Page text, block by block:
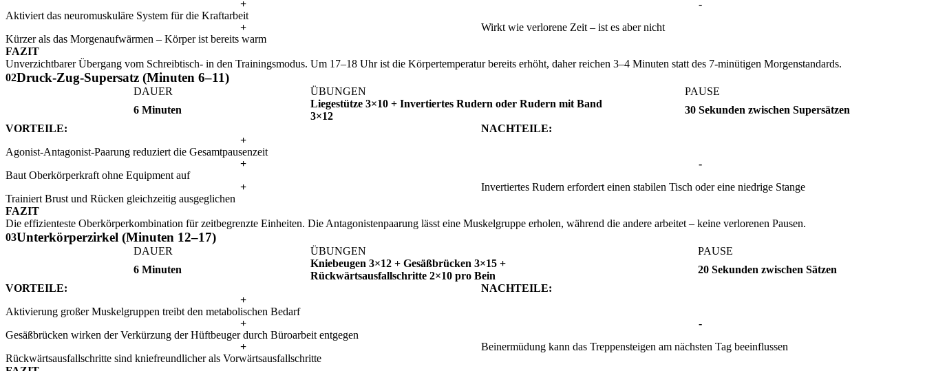
+
Aktiviert das neuromuskuläre System für die Kraftarbeit
+
Kürzer als das Morgenaufwärmen – Körper ist bereits warm
-
Wirkt wie verlorene Zeit – ist es aber nicht
FAZIT
Unverzichtbarer Übergang vom Schreibtisch- in den Trainingsmodus. Um 17–18 Uhr ist die Körpertemperatur bereits erhöht, daher reichen 3–4 Minuten statt des 7-minütigen Morgenstandards.
02Druck-Zug-Supersatz (Minuten 6–11)
DAUER
6 Minuten
ÜBUNGEN
Liegestütze 3×10 + Invertiertes Rudern oder Rudern mit Band
3×12
PAUSE
30 Sekunden zwischen Supersätzen
VORTEILE:
+
Agonist-Antagonist-Paarung reduziert die Gesamtpausenzeit
+
Baut Oberkörperkraft ohne Equipment auf
+
Trainiert Brust und Rücken gleichzeitig ausgeglichen
NACHTEILE:
-
Invertiertes Rudern erfordert einen stabilen Tisch oder eine niedrige Stange
FAZIT
Die effizienteste Oberkörperkombination für zeitbegrenzte Einheiten. Die Antagonistenpaarung lässt eine Muskelgruppe erholen, während die andere arbeitet – keine verlorenen Pausen.
03Unterkörperzirkel (Minuten 12–17)
DAUER
6 Minuten
ÜBUNGEN
Kniebeugen 3×12 + Gesäßbrücken 3×15 +
Rückwärtsausfallschritte 2×10 pro Bein
PAUSE
20 Sekunden zwischen Sätzen
VORTEILE:
+
Aktivierung großer Muskelgruppen treibt den metabolischen Bedarf
+
Gesäßbrücken wirken der Verkürzung der Hüftbeuger durch Büroarbeit entgegen
+
Rückwärtsausfallschritte sind kniefreundlicher als Vorwärtsausfallschritte
NACHTEILE:
-
Beinermüdung kann das Treppensteigen am nächsten Tag beeinflussen